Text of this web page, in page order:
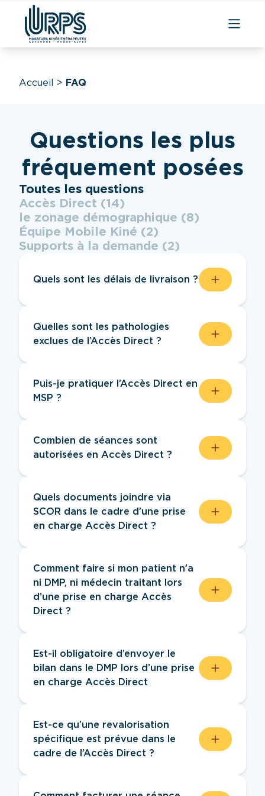
contenu
Accueil > FAQ
Questions les plus
fréquement posées
Catégories FAQ
Toutes les questions
Accès Direct (14)
le zonage démographique (8)
Équipe Mobile Kiné (2)
Supports à la demande (2)
Quels sont les délais de livraison ?
recevoir les supports papier proposés
par l’URPS MK ARA, il faut compter un
Quelles sont les pathologies
exclues de l’Accès Direct ?
charge par la NGAP sont éligibles à
l’Accès Direct.
Puis-je pratiquer l’Accès Direct en
MSP ?
kinésithérapeutes en MSP de pratiquer
l’Accès Direct sans passer par
Combien de séances sont
autorisées en Accès Direct ?
à 8 séances maximum lorsqu’il n’y a pas
de diagnostic médical préalable. Au-delà,
une prescription est nécessaire. Si
les recommandations de bonnes
pratiques professionnelles.
Quels documents joindre via
SCOR dans le cadre d’une prise
en charge Accès Direct ?
saisir dans SCOR. Si le logiciel bloque la
procédure, une feuille blanche
mentionnant « Accès Direct » suffit pour
remplacer l’ordonnance qui n’existe pas.
Comment faire si mon patient n’a
ni DMP, ni médecin traitant lors
d’une prise en charge Accès
Direct ?
médecin traitant lors d’une prise en
charge Accès Direct, il faut lui remettre
le bilan et le compte rendu des séances
Est-il obligatoire d’envoyer le
bilan dans le DMP lors d’une prise
en charge Accès Direct
Sinon, il faut transmettre le bilan au
médecin traitant et au patient via
MonSisra ou par courrier.
Est-ce qu’une revalorisation
spécifique est prévue dans le
cadre de l’Accès Direct ?